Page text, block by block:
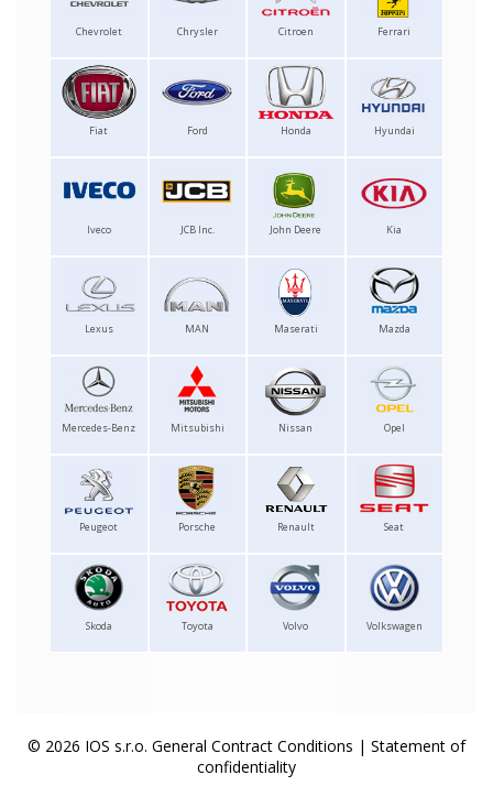
Chevrolet Chrysler Citroen Ferrari
Fiat Ford Honda Hyundai
Iveco JCB Inc. John Deere Kia
Lexus MAN Maserati Mazda
Mercedes-Benz Mitsubishi Nissan Opel
Peugeot Porsche Renault Seat
Skoda Toyota Volvo Volkswagen
© 2026 IOS s.r.o. General Contract Conditions | Statement of
confidentiality